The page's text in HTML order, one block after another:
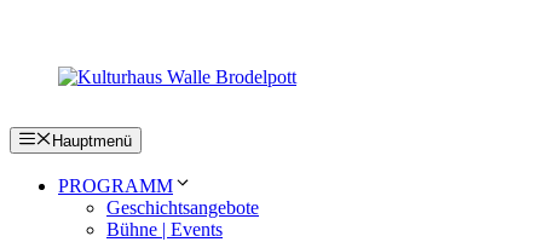
springen
Hauptmenü
PROGRAMM
Geschichtsangebote
Bühne | Events